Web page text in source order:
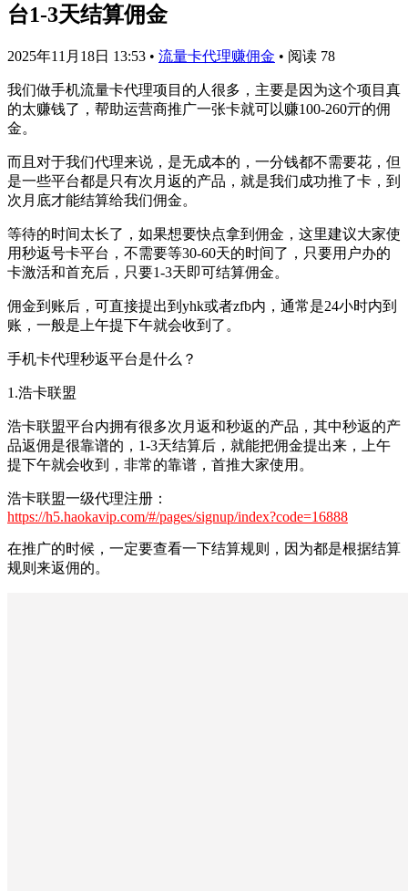
台1-3天结算佣金
2025年11月18日 13:53 • 流量卡代理赚佣金 • 阅读 78
我们做手机流量卡代理项目的人很多，主要是因为这个项目真
的太赚钱了，帮助运营商推广一张卡就可以赚100-260亓的佣
金。
而且对于我们代理来说，是无成本的，一分钱都不需要花，但
是一些平台都是只有次月返的产品，就是我们成功推了卡，到
次月底才能结算给我们佣金。
等待的时间太长了，如果想要快点拿到佣金，这里建议大家使
用秒返号卡平台，不需要等30-60天的时间了，只要用户办的
卡激活和首充后，只要1-3天即可结算佣金。
佣金到账后，可直接提出到yhk或者zfb内，通常是24小时内到
账，一般是上午提下午就会收到了。
手机卡代理秒返平台是什么？
1.浩卡联盟
浩卡联盟平台内拥有很多次月返和秒返的产品，其中秒返的产
品返佣是很靠谱的，1-3天结算后，就能把佣金提出来，上午
提下午就会收到，非常的靠谱，首推大家使用。
浩卡联盟一级代理注册：
https://h5.haokavip.com/#/pages/signup/index?code=16888
在推广的时候，一定要查看一下结算规则，因为都是根据结算
规则来返佣的。